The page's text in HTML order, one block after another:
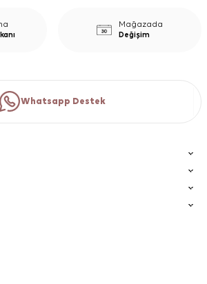
Mağazada
Değişim
Whatsapp Destek